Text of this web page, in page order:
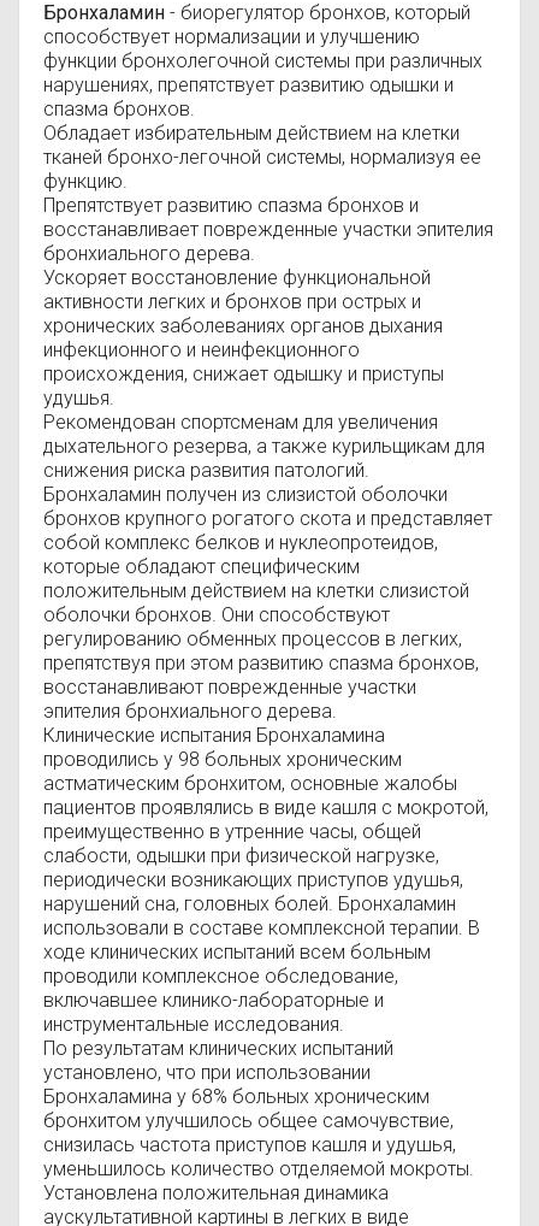
Бронхаламин - биорегулятор бронхов, который
способствует нормализации и улучшению
функции бронхолегочной системы при различных
нарушениях, препятствует развитию одышки и
спазма бронхов.
Обладает избирательным действием на клетки
тканей бронхо-легочной системы, нормализуя ее
функцию.
Препятствует развитию спазма бронхов и
восстанавливает поврежденные участки эпителия
бронхиального дерева.
Ускоряет восстановление функциональной
активности легких и бронхов при острых и
хронических заболеваниях органов дыхания
инфекционного и неинфекционного
происхождения, снижает одышку и приступы
удушья.
Рекомендован спортсменам для увеличения
дыхательного резерва, а также курильщикам для
снижения риска развития патологий.
Бронхаламин получен из слизистой оболочки
бронхов крупного рогатого скота и представляет
собой комплекс белков и нуклеопротеидов,
которые обладают специфическим
положительным действием на клетки слизистой
оболочки бронхов. Они способствуют
регулированию обменных процессов в легких,
препятствуя при этом развитию спазма бронхов,
восстанавливают поврежденные участки
эпителия бронхиального дерева.
Клинические испытания Бронхаламина
проводились у 98 больных хроническим
астматическим бронхитом, основные жалобы
пациентов проявлялись в виде кашля с мокротой,
преимущественно в утренние часы, общей
слабости, одышки при физической нагрузке,
периодически возникающих приступов удушья,
нарушений сна, головных болей. Бронхаламин
использовали в составе комплексной терапии. В
ходе клинических испытаний всем больным
проводили комплексное обследование,
включавшее клинико-лабораторные и
инструментальные исследования.
По результатам клинических испытаний
установлено, что при использовании
Бронхаламина у 68% больных хроническим
бронхитом улучшилось общее самочувствие,
снизилась частота приступов кашля и удушья,
уменьшилось количество отделяемой мокроты.
Установлена положительная динамика
аускультативной картины в легких в виде